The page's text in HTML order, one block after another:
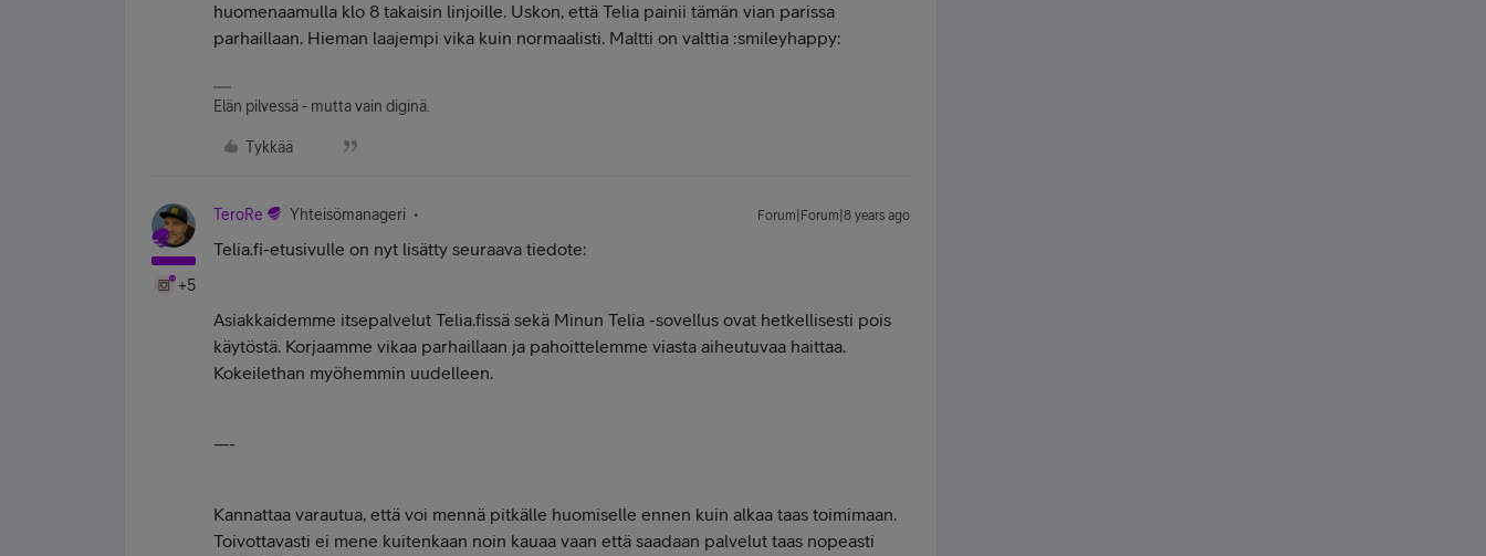
huomenaamulla klo 8 takaisin linjoille. Uskon, että Telia painii tämän vian parissa
parhaillaan. Hieman laajempi vika kuin normaalisti. Maltti on valttia :smileyhappy:
Elän pilvessä - mutta vain diginä.
Tykkää
+5
TeroRe Yhteisömanageri Forum|Forum|8 years ago
Telia.fi-etusivulle on nyt lisätty seuraava tiedote:
Asiakkaidemme itsepalvelut Telia.fissä sekä Minun Telia -sovellus ovat hetkellisesti pois
käytöstä. Korjaamme vikaa parhaillaan ja pahoittelemme viasta aiheutuvaa haittaa.
Kokeilethan myöhemmin uudelleen.
—-
Kannattaa varautua, että voi mennä pitkälle huomiselle ennen kuin alkaa taas toimimaan.
Toivottavasti ei mene kuitenkaan noin kauaa vaan että saadaan palvelut taas nopeasti